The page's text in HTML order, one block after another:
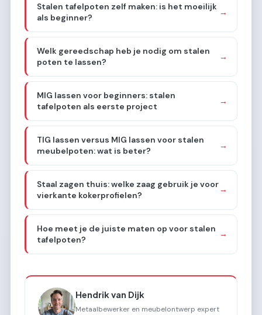
Stalen tafelpoten zelf maken: is het moeilijk
als beginner?
→
Welk gereedschap heb je nodig om stalen
poten te lassen?
→
MIG lassen voor beginners: stalen
tafelpoten als eerste project
→
TIG lassen versus MIG lassen voor stalen
meubelpoten: wat is beter?
→
Staal zagen thuis: welke zaag gebruik je voor
vierkante kokerprofielen?
→
Hoe meet je de juiste maten op voor stalen
tafelpoten?
→
Hendrik van Dijk
Metaalbewerker en meubelontwerp expert